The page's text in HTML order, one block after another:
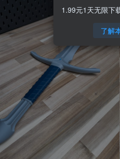
1.99元1天无限下
了解